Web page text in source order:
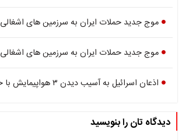
موج جدید حملات ایران به سرزمین های اشغالی
موج جدید حملات ایران به سرزمین های اشغالی
اذعان اسرائیل به آسیب دیدن ۳ هواپیمایش با حملات ایران
دیدگاه تان را بنویسید